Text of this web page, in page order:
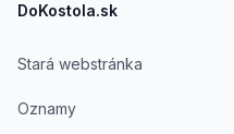
DoKostola.sk
Stará webstránka
Oznamy